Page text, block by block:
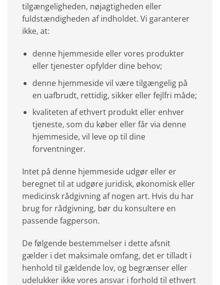
tilgængeligheden, nøjagtigheden eller
fuldstændigheden af indholdet. Vi garanterer
ikke, at:
denne hjemmeside eller vores produkter
eller tjenester opfylder dine behov;
denne hjemmeside vil være tilgængelig på
en uafbrudt, rettidig, sikker eller fejlfri måde;
kvaliteten af ethvert produkt eller enhver
tjeneste, som du køber eller får via denne
hjemmeside, vil leve op til dine
forventninger.
Intet på denne hjemmeside udgør eller er
beregnet til at udgøre juridisk, økonomisk eller
medicinsk rådgivning af nogen art. Hvis du har
brug for rådgivning, bør du konsultere en
passende fagperson.
De følgende bestemmelser i dette afsnit
gælder i det maksimale omfang, det er tilladt i
henhold til gældende lov, og begrænser eller
udelukker ikke vores ansvar i forhold til ethvert